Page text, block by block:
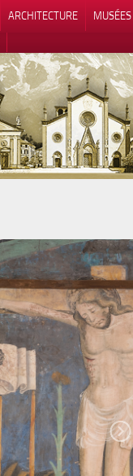
ARCHITECTURE MUSÉES